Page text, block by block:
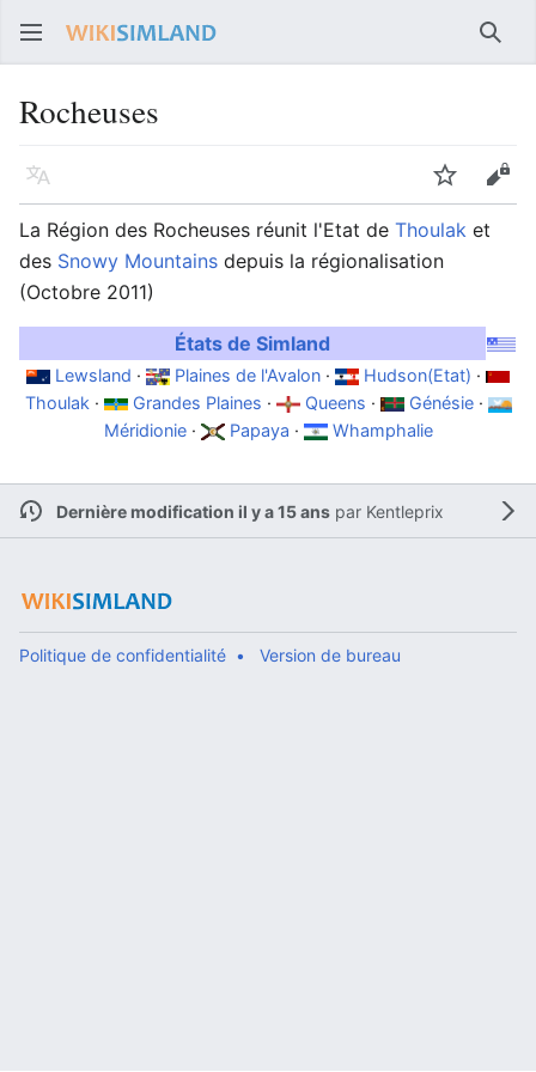
Rocheuses
Langue Suivre
La Région des Rocheuses réunit l'Etat de Thoulak et
des Snowy Mountains depuis la régionalisation
(Octobre 2011)
États de Simland
Lewsland · Plaines de l'Avalon · Hudson(Etat) ·
Thoulak · Grandes Plaines · Queens · Génésie·
Méridionie· Papaya · Whamphalie
Dernière modification il y a 15 anspar Kentleprix
Politique de confidentialité Version de bureau